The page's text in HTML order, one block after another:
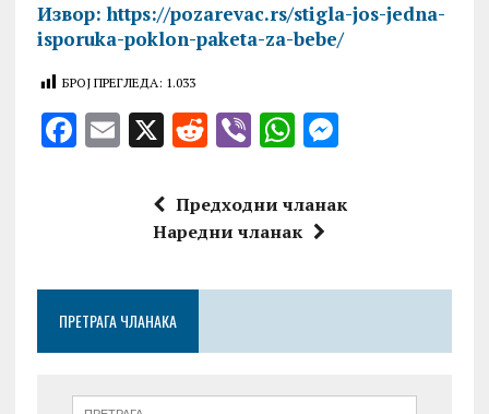
Извор: https://pozarevac.rs/stigla-jos-jedna-
isporuka-poklon-paketa-za-bebe/
БРОЈ ПРЕГЛЕДА: 1.033
F
o
k
E X R
d
di
V
er
W
at
s
p
M
se
er
Предходни чланак
Наредни чланак
ПРЕТРАГА ЧЛАНАКА